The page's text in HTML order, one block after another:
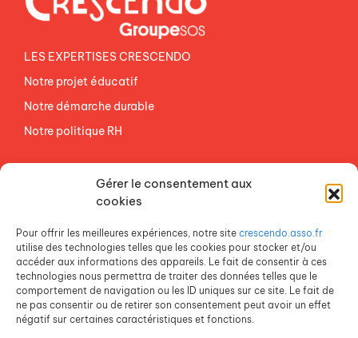
Gérer le consentement aux
cookies
Pour offrir les meilleures expériences, notre site crescendo.asso.fr
utilise des technologies telles que les cookies pour stocker et/ou
accéder aux informations des appareils. Le fait de consentir à ces
technologies nous permettra de traiter des données telles que le
comportement de navigation ou les ID uniques sur ce site. Le fait de
ne pas consentir ou de retirer son consentement peut avoir un effet
négatif sur certaines caractéristiques et fonctions.
LES EXPERTISES CRESCENDO
Notre projet éducatif
Notre démarche durable
Notre politique RH
ESPACE PRESSE